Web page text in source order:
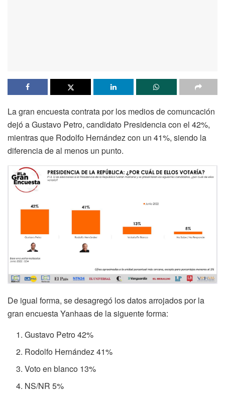
La gran encuesta contrata por los medios de comuncación
dejó a Gustavo Petro, candidato Presidencia con el 42%,
mientras que Rodolfo Hernández con un 41%, siendo la
diferencia de al menos un punto.
De igual forma, se desagregó los datos arrojados por la
gran encuesta Yanhaas de la siguente forma:
Gustavo Petro 42%
Rodolfo Hernández 41%
Voto en blanco 13%
NS/NR 5%